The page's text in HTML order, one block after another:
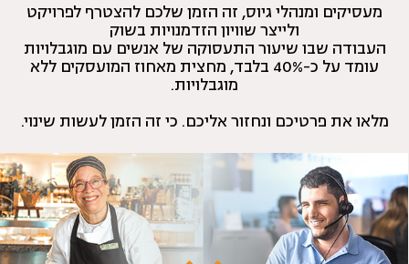
מעסיקים ומנהלי גיוס, זה הזמן שלכם להצטרף לפרויקט
ולייצר שוויון הזדמנויות בשוק
העבודה שבו שיעור התעסוקה של אנשים עם מוגבלויות
עומד על כ-40% בלבד, מחצית מאחוז המועסקים ללא
מוגבלויות.
מלאו את פרטיכם ונחזור אליכם. כי זה הזמן לעשות שינוי.